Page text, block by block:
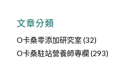
文章分類
O卡桑零添加研究室 (32)
O卡桑駐站營養師專欄 (293)